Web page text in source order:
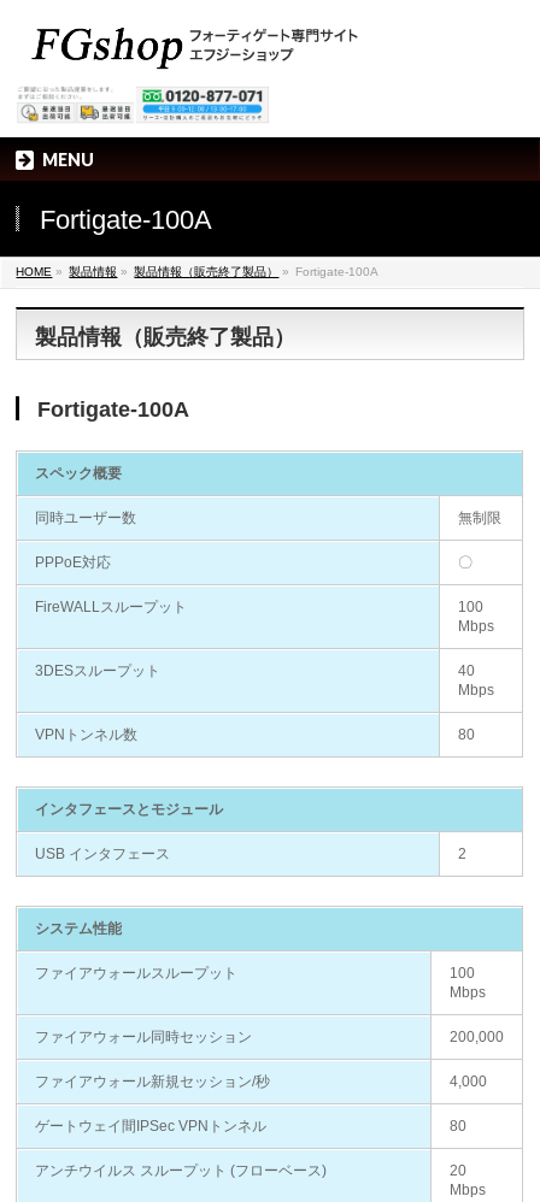
MENU
Fortigate-100A
HOME » 製品情報 » 製品情報（販売終了製品） » Fortigate-100A
製品情報（販売終了製品）
Fortigate-100A
スペック概要
同時ユーザー数 無制限
PPPoE対応 〇
FireWALLスループット
100
Mbps
3DESスループット
40
Mbps
VPNトンネル数 80
インタフェースとモジュール
USB インタフェース 2
システム性能
ファイアウォールスループット
100
Mbps
ファイアウォール同時セッション 200,000
ファイアウォール新規セッション/秒 4,000
ゲートウェイ間IPSec VPNトンネル 80
アンチウイルス スループット (フローベース)
20
Mbps